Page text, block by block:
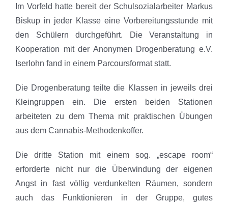
Im Vorfeld hatte bereit der Schulsozialarbeiter Markus
Biskup in jeder Klasse eine Vorbereitungsstunde mit
den Schülern durchgeführt. Die Veranstaltung in
Kooperation mit der Anonymen Drogenberatung e.V.
Iserlohn fand in einem Parcoursformat statt.
Die Drogenberatung teilte die Klassen in jeweils drei
Kleingruppen ein. Die ersten beiden Stationen
arbeiteten zu dem Thema mit praktischen Übungen
aus dem Cannabis-Methodenkoffer.
Die dritte Station mit einem sog. „escape room“
erforderte nicht nur die Überwindung der eigenen
Angst in fast völlig verdunkelten Räumen, sondern
auch das Funktionieren in der Gruppe, gutes